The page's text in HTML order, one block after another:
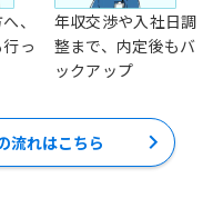
、
っ
年収交渉や入社日調
整まで、内定後もバ
ックアップ
流れはこちら